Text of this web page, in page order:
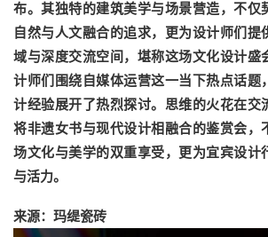
布。其独特的建筑美学与场景营造，不仅
自然与人文融合的追求，更为设计师们提
域与深度交流空间，堪称这场文化设计盛
计师们围绕自媒体运营这一当下热点话题
计经验展开了热烈探讨。思维的火花在交
将非遗女书与现代设计相融合的鉴赏会，
场文化与美学的双重享受，更为宜宾设计
与活力。
来源：玛缇瓷砖